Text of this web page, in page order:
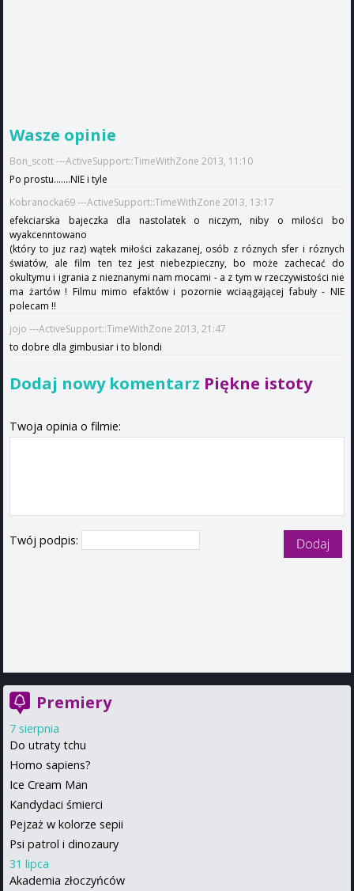
Wasze opinie
Bon_scott ---ActiveSupport::TimeWithZone 2013, 11:10
Po prostu.......NIE i tyle
Kobranocka69 ---ActiveSupport::TimeWithZone 2013, 13:17
efekciarska bajeczka dla nastolatek o niczym, niby o milości bo
wyakcenntowano
(który to juz raz) wątek miłości zakazanej, osób z róznych sfer i róznych
światów, ale film ten tez jest niebezpieczny, bo może zachecać do
okultymu i igrania z nieznanymi nam mocami - a z tym w rzeczywistości nie
ma żartów ! Filmu mimo efaktów i pozornie wciaągającej fabuły - NIE
polecam !!
jojo ---ActiveSupport::TimeWithZone 2013, 21:47
to dobre dla gimbusiar i to blondi
Dodaj nowy komentarz Piękne istoty
Twoja opinia o filmie:
Twój podpis:
Premiery
7 sierpnia
Do utraty tchu
Homo sapiens?
Ice Cream Man
Kandydaci śmierci
Pejzaż w kolorze sepii
Psi patrol i dinozaury
31 lipca
Akademia złoczyńców